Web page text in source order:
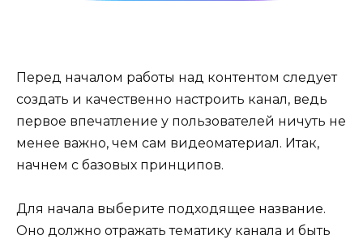
Перед началом работы над контентом следует
создать и качественно настроить канал, ведь
первое впечатление у пользователей ничуть не
менее важно, чем сам видеоматериал. Итак,
начнем с базовых принципов.
Для начала выберите подходящее название.
Оно должно отражать тематику канала и быть